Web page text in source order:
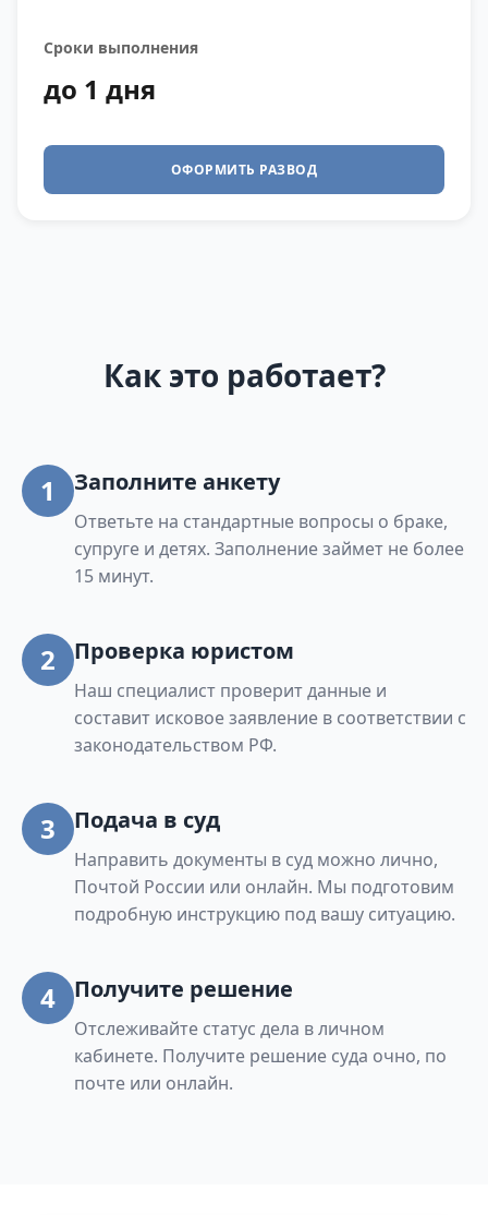
Сроки выполнения
до 1 дня
ОФОРМИТЬ РАЗВОД
Как это работает?
1 Заполните анкету
Ответьте на стандартные вопросы о браке,
супруге и детях. Заполнение займет не более
15 минут.
2 Проверка юристом
Наш специалист проверит данные и
составит исковое заявление в соответствии с
законодательством РФ.
3 Подача в суд
Направить документы в суд можно лично,
Почтой России или онлайн. Мы подготовим
подробную инструкцию под вашу ситуацию.
4 Получите решение
Отслеживайте статус дела в личном
кабинете. Получите решение суда очно, по
почте или онлайн.